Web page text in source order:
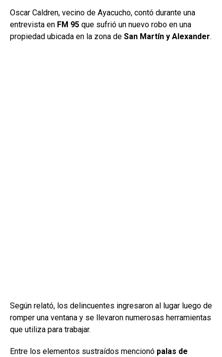
Oscar Caldren, vecino de Ayacucho, contó durante una
entrevista en FM 95 que sufrió un nuevo robo en una
propiedad ubicada en la zona de San Martín y Alexander.
Según relató, los delincuentes ingresaron al lugar luego de
romper una ventana y se llevaron numerosas herramientas
que utiliza para trabajar.
Entre los elementos sustraídos mencionó palas de